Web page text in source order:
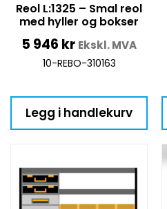
Reol L:1325 – Smal reol
med hyller og bokser
5 946 kr Ekskl. MVA
10-REBO-310163
Legg i handlekurv